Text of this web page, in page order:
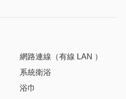
網路連線（有線 LAN ）
系統衛浴
浴巾